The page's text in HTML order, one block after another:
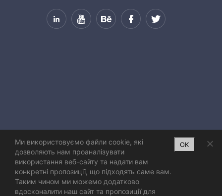
Ми використовуємо файли cookie, які
дозволяють нам проаналізувати
використання веб-сайту та надати вам
конкретні пропозиції, що підходять саме вам.
Таким чином ми можемо додатково
вдосконалити наш сайт та пропозиції для
OK